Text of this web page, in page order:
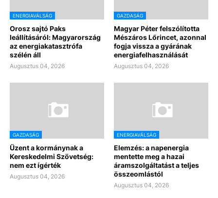
ENERGIAVÁLSÁG
Orosz sajtó Paks
leállításáról: Magyarország
az energiakatasztrófa
szélén áll
Augusztus 04, 2026
GAZDASÁG
Magyar Péter felszólította
Mészáros Lőrincet, azonnal
fogja vissza a gyárának
energiafelhasználását
Augusztus 04, 2026
GAZDASÁG
Üzent a kormánynak a
Kereskedelmi Szövetség:
nem ezt ígérték
Augusztus 04, 2026
ENERGIAVÁLSÁG
Elemzés: a napenergia
mentette meg a hazai
áramszolgáltatást a teljes
összeomlástól
Augusztus 04, 2026